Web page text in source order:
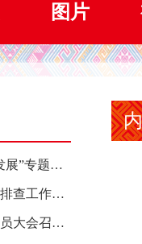
图片
自治区政协召开“推动向海经济高质量发展”专题调研座谈会 钱学明出席并讲话
孙大伟到南宁督导检查地质灾害隐患大排查工作时强调 筑牢地质灾害安全防线 全力保障人民群众生命财产安全
中共政协广西壮族自治区委员会机关党员大会召开 选举产生新一届机关党委、机关纪委